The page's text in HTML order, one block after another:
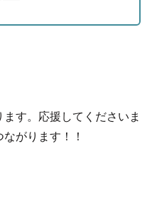
す。応援してくださいま
がります！！